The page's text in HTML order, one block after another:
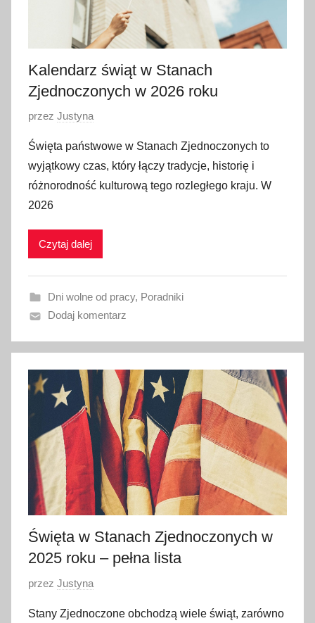
0
2
5
Kalendarz świąt w Stanach
Zjednoczonych w 2026 roku
O
u
b
l
i
w
n
o
0
g
r
n
0
2
4
przez Justyna
Święta państwowe w Stanach Zjednoczonych to
wyjątkowy czas, który łączy tradycje, historię i
różnorodność kulturową tego rozległego kraju. W
2026
Czytaj dalej
Dni wolne od pracy, Poradniki
Dodaj komentarz
Święta w Stanach Zjednoczonych w
2025 roku – pełna lista
O
u
przez Justyna
Stany Zjednoczone obchodzą wiele świąt, zarówno